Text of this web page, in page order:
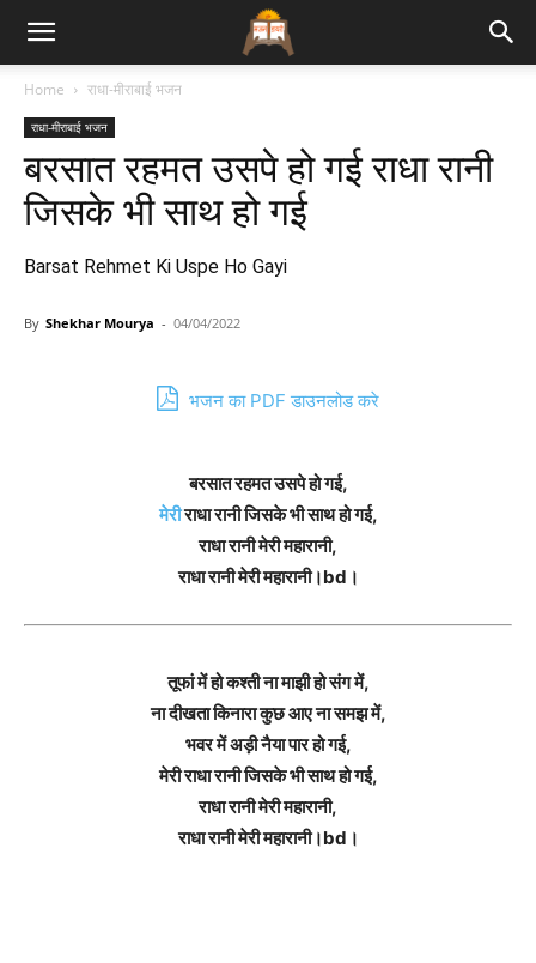
Bhajan
Lyrics
Home राधा-मीराबाई भजन
राधा-मीराबाई भजन
बरसात रहमत उसपे हो गई राधा रानी
जिसके भी साथ हो गई
Barsat Rehmet Ki Uspe Ho Gayi
By Shekhar Mourya - 04/04/2022
भजन का PDF डाउनलोड करे
बरसात रहमत उसपे हो गई,
मेरीराधा रानी जिसके भी साथ हो गई,
राधा रानी मेरी महारानी,
राधा रानी मेरी महारानी।bd।
तूफां में हो कश्ती ना माझी हो संग में,
ना दीखता किनारा कुछ आए ना समझ में,
भवर में अड़ी नैया पार हो गई,
मेरी राधा रानी जिसके भी साथ हो गई,
राधा रानी मेरी महारानी,
राधा रानी मेरी महारानी।bd।